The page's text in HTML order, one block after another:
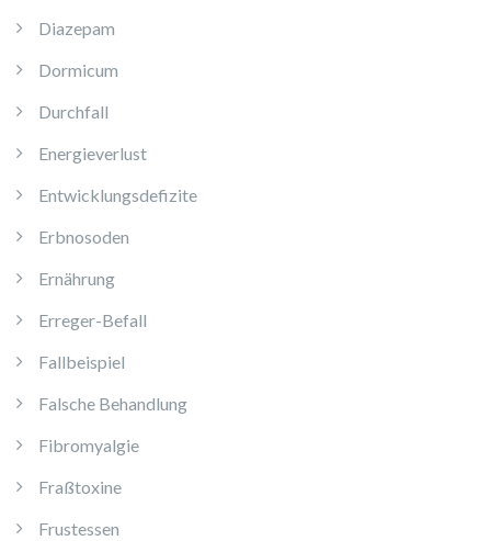
Diazepam
Dormicum
Durchfall
Energieverlust
Entwicklungsdefizite
Erbnosoden
Ernährung
Erreger-Befall
Fallbeispiel
Falsche Behandlung
Fibromyalgie
Fraßtoxine
Frustessen